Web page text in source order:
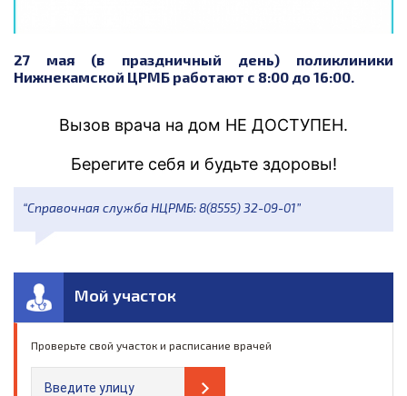
27 мая (в праздничный день) поликлиники
Нижнекамской ЦРМБ работают с 8:00 до 16:00.
Вызов врача на дом НЕ ДОСТУПЕН.
Берегите себя и будьте здоровы!
“Справочная служба НЦРМБ: 8(8555) 32-09-01”
Мой участок
Проверьте свой участок и расписание врачей